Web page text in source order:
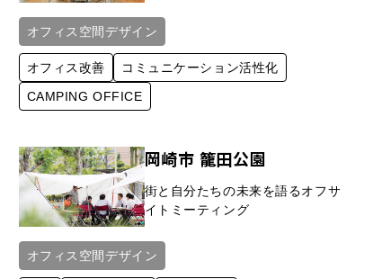
オフィス空間デザイン
オフィス改善
コミュニケーション活性化
CAMPING OFFICE
岡崎市 籠田公園
街と自分たちの未来を語るオフサ
イトミーティング
オフィス空間デザイン